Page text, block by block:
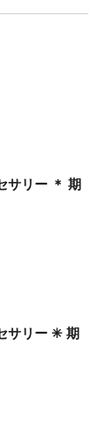
サリー ＊ 期
サリー ✳︎ 期